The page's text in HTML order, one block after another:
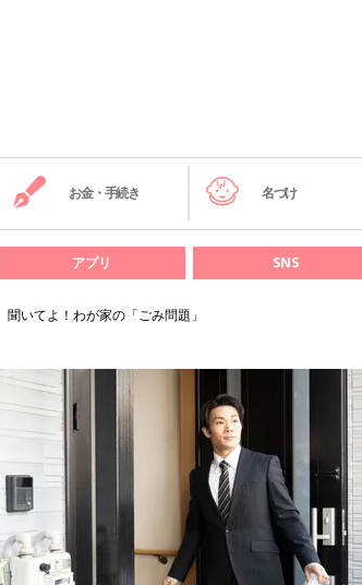
お金・手続き 名づけ
アプリ SNS
聞いてよ！わが家の「ごみ問題」